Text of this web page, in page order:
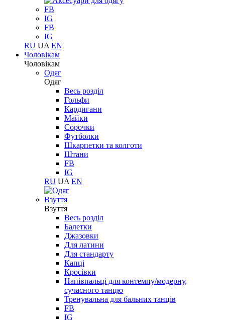
FB
IG
FB
IG
RU UA EN
Чоловікам
Чоловікам
Одяг
Одяг
Весь розділ
Гольфи
Кардигани
Майки
Сорочки
Футболки
Шкарпетки та колготи
Штани
FB
IG
RU UA EN
Взуття
Взуття
Весь розділ
Балетки
Джазовки
Для латини
Для стандарту
Капці
Кросівки
Напівпальці для контемпу/модерну,
сучасного танцю
Тренувальна для бальних танців
FB
IG